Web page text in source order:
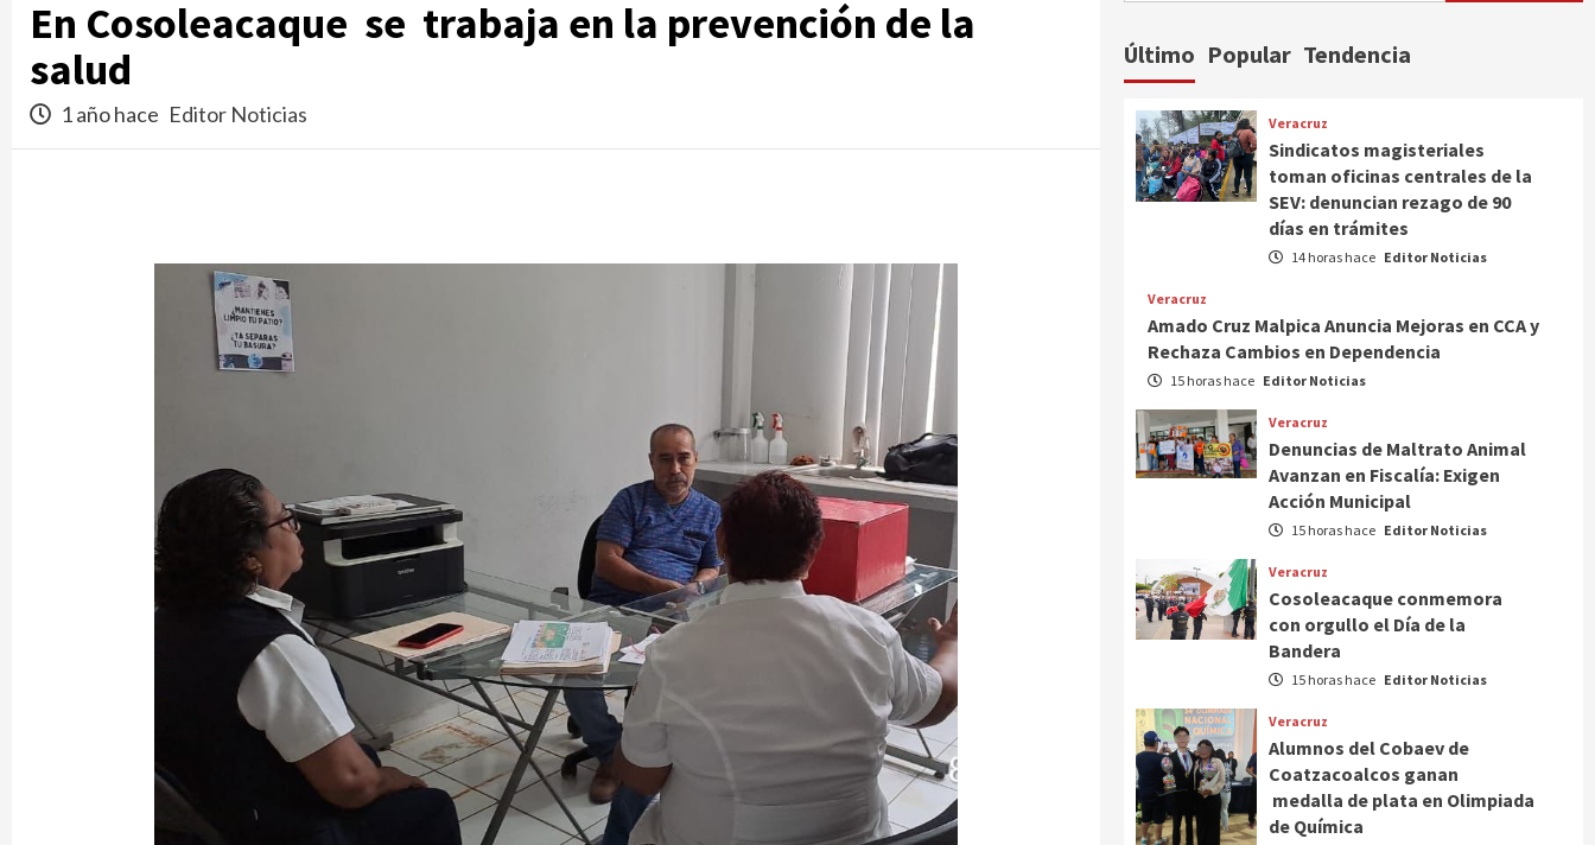
En Cosoleacaque se trabaja en la prevención de la
salud
1 año hace Editor Noticias
Último Popular Tendencia
Veracruz
Sindicatos magisteriales
toman oficinas centrales de la
SEV: denuncian rezago de 90
días en trámites
14 horas hace Editor Noticias
Veracruz
Amado Cruz Malpica Anuncia Mejoras en CCA y
Rechaza Cambios en Dependencia
15 horas hace Editor Noticias
Veracruz
Denuncias de Maltrato Animal
Avanzan en Fiscalía: Exigen
Acción Municipal
15 horas hace Editor Noticias
Veracruz
Cosoleacaque conmemora
con orgullo el Día de la
Bandera
15 horas hace Editor Noticias
Veracruz
Alumnos del Cobaev de
Coatzacoalcos ganan
medalla de plata en Olimpiada
de Química